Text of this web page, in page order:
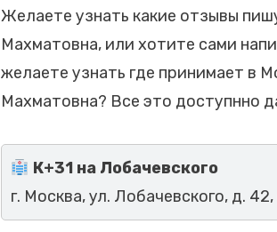
Желаете узнать какие отзывы
Махматовна, или хотите сами
желаете узнать где принимает в
Махматовна? Все это доступнно
К+31 на Лобачевского
г. Москва, ул. Лобачевского, д.